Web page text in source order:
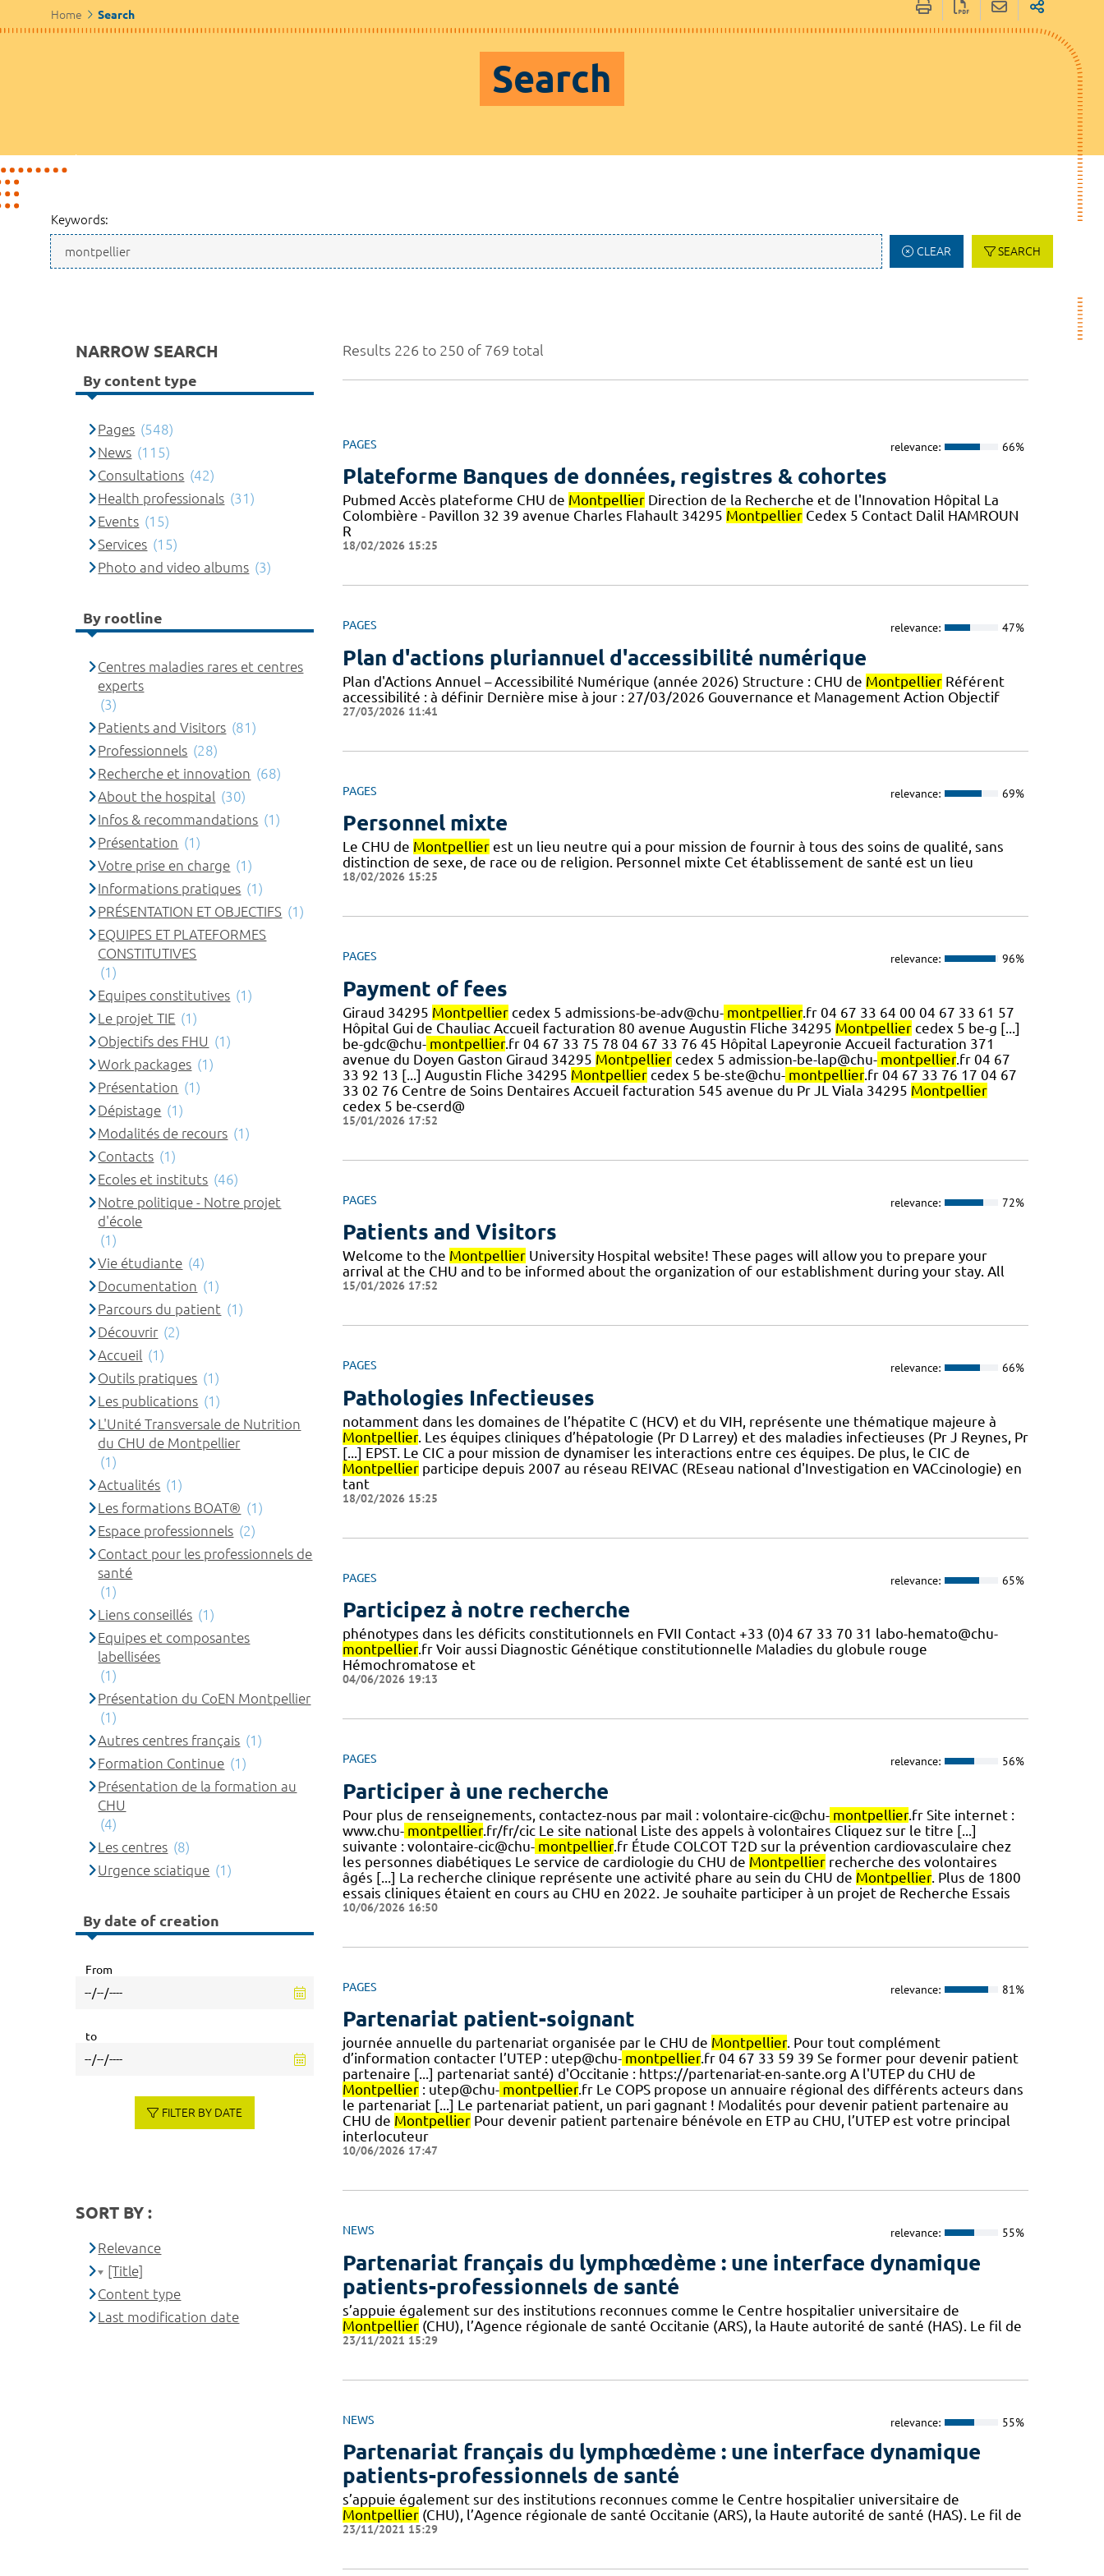
Home Search
Search
Keywords:
CLEAR SEARCH
Results 226 to 250 of 769 total
PAGES relevance: 66%
Plateforme Banques de données, registres & cohortes
Pubmed Accès plateforme CHU de MontpellierDirection de la Recherche et de l'Innovation Hôpital La
Colombière - Pavillon 32 39 avenue Charles Flahault 34295 MontpellierCedex 5 Contact Dalil HAMROUN
R
18/02/2026 15:25
PAGES relevance: 47%
Plan d'actions pluriannuel d'accessibilité numérique
Plan d'Actions Annuel – Accessibilité Numérique (année 2026) Structure : CHU de MontpellierRéférent
accessibilité : à définir Dernière mise à jour : 27/03/2026 Gouvernance et Management Action Objectif
27/03/2026 11:41
PAGES relevance: 69%
Personnel mixte
Le CHU de Montpellierest un lieu neutre qui a pour mission de fournir à tous des soins de qualité, sans
distinction de sexe, de race ou de religion. Personnel mixte Cet établissement de santé est un lieu
18/02/2026 15:25
PAGES relevance: 96%
Payment of fees
Giraud 34295 Montpelliercedex 5 admissions-be-adv@chu- montpellier.fr 04 67 33 64 00 04 67 33 61 57
Hôpital Gui de Chauliac Accueil facturation 80 avenue Augustin Fliche 34295 Montpelliercedex 5 be-g [...]
be-gdc@chu- montpellier.fr 04 67 33 75 78 04 67 33 76 45 Hôpital Lapeyronie Accueil facturation 371
avenue du Doyen Gaston Giraud 34295 Montpelliercedex 5 admission-be-lap@chu- montpellier.fr 04 67
33 92 13 [...] Augustin Fliche 34295 Montpelliercedex 5 be-ste@chu- montpellier.fr 04 67 33 76 17 04 67
33 02 76 Centre de Soins Dentaires Accueil facturation 545 avenue du Pr JL Viala 34295 Montpellier
cedex 5 be-cserd@
15/01/2026 17:52
PAGES relevance: 72%
Patients and Visitors
Welcome to the MontpellierUniversity Hospital website! These pages will allow you to prepare your
arrival at the CHU and to be informed about the organization of our establishment during your stay. All
15/01/2026 17:52
PAGES relevance: 66%
Pathologies Infectieuses
notamment dans les domaines de l’hépatite C (HCV) et du VIH, représente une thématique majeure à
Montpellier. Les équipes cliniques d’hépatologie (Pr D Larrey) et des maladies infectieuses (Pr J Reynes, Pr
[...] EPST. Le CIC a pour mission de dynamiser les interactions entre ces équipes. De plus, le CIC de
Montpellierparticipe depuis 2007 au réseau REIVAC (REseau national d'Investigation en VACcinologie) en
tant
18/02/2026 15:25
PAGES relevance: 65%
Participez à notre recherche
phénotypes dans les déficits constitutionnels en FVII Contact +33 (0)4 67 33 70 31 labo-hemato@chu-
montpellier.fr Voir aussi Diagnostic Génétique constitutionnelle Maladies du globule rouge
Hémochromatose et
04/06/2026 19:13
PAGES relevance: 56%
Participer à une recherche
Pour plus de renseignements, contactez-nous par mail : volontaire-cic@chu- montpellier.fr Site internet :
www.chu- montpellier.fr/fr/cic Le site national Liste des appels à volontaires Cliquez sur le titre [...]
suivante : volontaire-cic@chu- montpellier.fr Étude COLCOT T2D sur la prévention cardiovasculaire chez
les personnes diabétiques Le service de cardiologie du CHU de Montpellierrecherche des volontaires
âgés [...] La recherche clinique représente une activité phare au sein du CHU de Montpellier. Plus de 1800
essais cliniques étaient en cours au CHU en 2022. Je souhaite participer à un projet de Recherche Essais
10/06/2026 16:50
PAGES relevance: 81%
Partenariat patient-soignant
journée annuelle du partenariat organisée par le CHU de Montpellier. Pour tout complément
d’information contacter l’UTEP : utep@chu- montpellier.fr 04 67 33 59 39 Se former pour devenir patient
partenaire [...] partenariat santé) d'Occitanie : https://partenariat-en-sante.org A l'UTEP du CHU de
Montpellier: utep@chu- montpellier.fr Le COPS propose un annuaire régional des différents acteurs dans
le partenariat [...] Le partenariat patient, un pari gagnant ! Modalités pour devenir patient partenaire au
CHU de MontpellierPour devenir patient partenaire bénévole en ETP au CHU, l’UTEP est votre principal
interlocuteur
10/06/2026 17:47
NEWS relevance: 55%
Partenariat français du lymphœdème : une interface dynamique
patients-professionnels de santé
s’appuie également sur des institutions reconnues comme le Centre hospitalier universitaire de
Montpellier(CHU), l’Agence régionale de santé Occitanie (ARS), la Haute autorité de santé (HAS). Le fil de
23/11/2021 15:29
NEWS relevance: 55%
Partenariat français du lymphœdème : une interface dynamique
patients-professionnels de santé
s’appuie également sur des institutions reconnues comme le Centre hospitalier universitaire de
Montpellier(CHU), l’Agence régionale de santé Occitanie (ARS), la Haute autorité de santé (HAS). Le fil de
23/11/2021 15:29
NARROW SEARCH
By content type
Pages (548)
News (115)
Consultations (42)
Health professionals (31)
Events (15)
Services (15)
Photo and video albums (3)
By rootline
Centres maladies rares et centres
experts
(3)
Patients and Visitors (81)
Professionnels (28)
Recherche et innovation (68)
About the hospital (30)
Infos & recommandations (1)
Présentation (1)
Votre prise en charge (1)
Informations pratiques (1)
PRÉSENTATION ET OBJECTIFS (1)
EQUIPES ET PLATEFORMES
CONSTITUTIVES
(1)
Equipes constitutives (1)
Le projet TIE (1)
Objectifs des FHU (1)
Work packages (1)
Présentation (1)
Dépistage (1)
Modalités de recours (1)
Contacts (1)
Ecoles et instituts (46)
Notre politique - Notre projet
d'école
(1)
Vie étudiante (4)
Documentation (1)
Parcours du patient (1)
Découvrir (2)
Accueil (1)
Outils pratiques (1)
Les publications (1)
L'Unité Transversale de Nutrition
du CHU de Montpellier
(1)
Actualités (1)
Les formations BOAT® (1)
Espace professionnels (2)
Contact pour les professionnels de
santé
(1)
Liens conseillés (1)
Equipes et composantes
labellisées
(1)
Présentation du CoEN Montpellier
(1)
Autres centres français (1)
Formation Continue (1)
Présentation de la formation au
CHU
(4)
Les centres (8)
Urgence sciatique (1)
By date of creation
From
to
FILTER BY DATE
SORT BY :
Relevance
[Title]
Content type
Last modification date